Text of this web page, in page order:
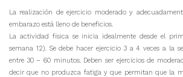
La realización de ejercicio moderado y
embarazo está lleno de beneficios.
La actividad física se inicia idealmente desde el
semana 12). Se debe hacer ejercicio 3 a 4 veces a la
entre 30 – 60 minutos. Deben ser ejercicios de
decir que no produzca fatiga y que permitan que la